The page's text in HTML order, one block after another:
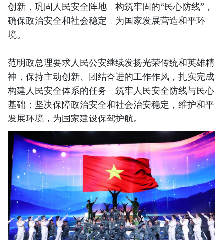
创新，巩固人民安全阵地，构筑牢固的“民心防线”，
确保政治安全和社会稳定，为国家发展营造和平环
境。
范明政总理要求人民公安继续发扬光荣传统和英雄精
神，保持主动创新、团结奋进的工作作风，扎实完成
构建人民安全体系的任务，筑牢人民安全防线与民心
基础；坚决保障政治安全和社会治安稳定，维护和平
发展环境，为国家建设保驾护航。